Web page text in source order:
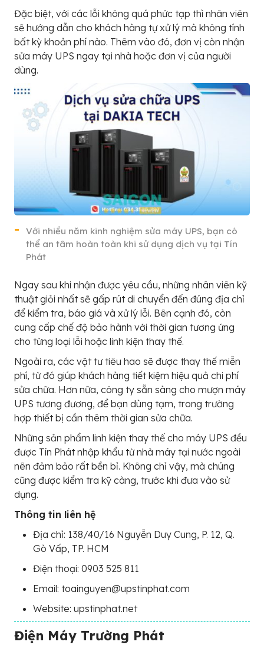
Đặc biệt, với các lỗi không quá phức tạp thì nhân viên
sẽ hướng dẫn cho khách hàng tự xử lý mà không tính
bất kỳ khoản phí nào. Thêm vào đó, đơn vị còn nhận
sửa máy UPS ngay tại nhà hoặc đơn vị của người
dùng.
Với nhiều năm kinh nghiệm sửa máy UPS, bạn có
thể an tâm hoàn toàn khi sử dụng dịch vụ tại Tín
Phát
Ngay sau khi nhận được yêu cầu, những nhân viên kỹ
thuật giỏi nhất sẽ gấp rút di chuyển đến đúng địa chỉ
để kiểm tra, báo giá và xử lý lỗi. Bên cạnh đó, còn
cung cấp chế độ bảo hành với thời gian tương ứng
cho từng loại lỗi hoặc linh kiện thay thế.
Ngoài ra, các vật tư tiêu hao sẽ được thay thế miễn
phí, từ đó giúp khách hàng tiết kiệm hiệu quả chi phí
sửa chữa. Hơn nữa, công ty sẵn sàng cho mượn máy
UPS tương đương, để bạn dùng tạm, trong trường
hợp thiết bị cần thêm thời gian sửa chữa.
Những sản phẩm linh kiện thay thế cho máy UPS đều
được Tín Phát nhập khẩu từ nhà máy tại nước ngoài
nên đảm bảo rất bền bỉ. Không chỉ vậy, mà chúng
cũng được kiểm tra kỹ càng, trước khi đưa vào sử
dụng.
Thông tin liên hệ
Địa chỉ: 138/40/16 Nguyễn Duy Cung, P. 12, Q.
Gò Vấp, TP. HCM
Điện thoại: 0903 525 811
Email: toainguyen@upstinphat.com
Website: upstinphat.net
Điện Máy Trường Phát